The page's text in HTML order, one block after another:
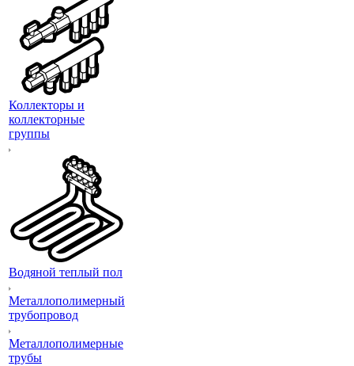
Коллекторы и
коллекторные
группы
Водяной теплый пол
Металлополимерный
трубопровод
Металлополимерные
трубы